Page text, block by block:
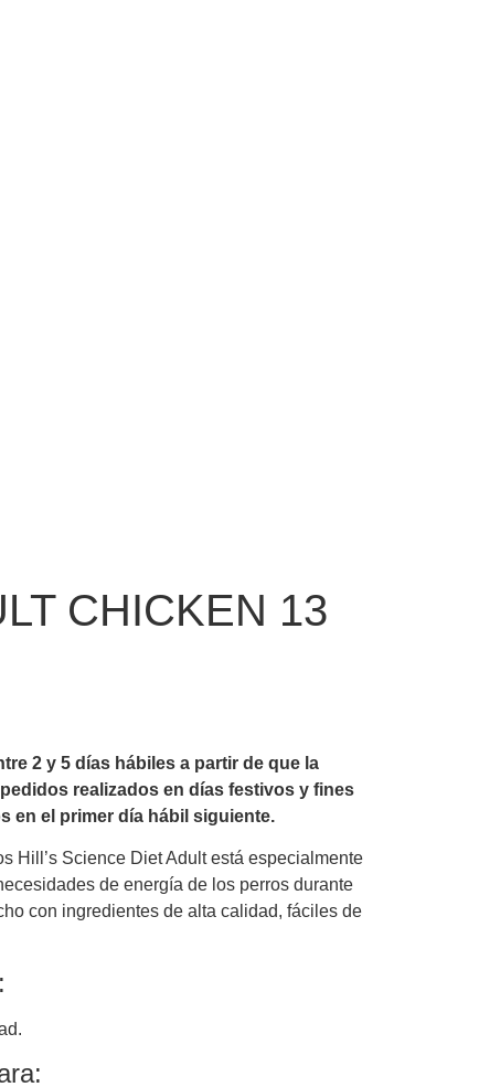
CHICKEN 13
2 y 5 días hábiles a partir de que la
realizados en días festivos y fines
en el primer día hábil siguiente.
Hill’s Science DietAdult está especialmente
de energía de los perros durante
con ingredientes de alta calidad, fáciles de